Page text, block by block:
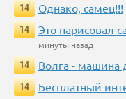
14
Однако, самец!!!
14
Это нарисовал
минуты назад
14
Волга - машина
14
Бесплатный